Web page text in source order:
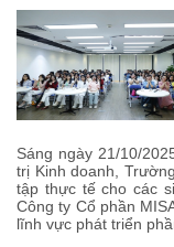
Sáng ngày 21/10/
trị Kinh doanh,
tập thực tế cho các
Công ty Cổ phần
lĩnh vực phát triển